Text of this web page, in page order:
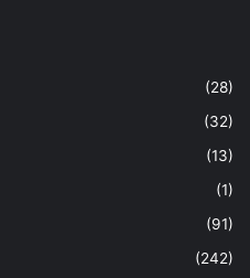
(28)
(32)
(13)
(1)
(91)
(242)